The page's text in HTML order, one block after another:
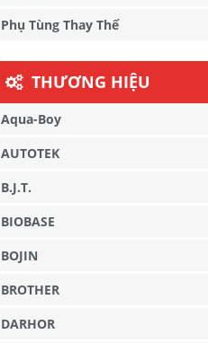
Phụ Tùng Thay Thế
THƯƠNG HIỆU
Aqua-Boy
AUTOTEK
B.J.T.
BIOBASE
BOJIN
BROTHER
DARHOR